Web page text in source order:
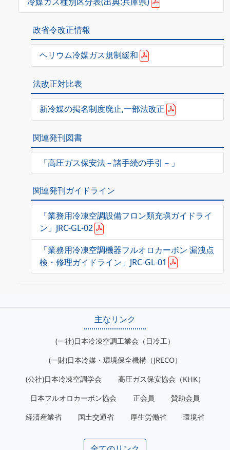
政省令改正情報
ヘリウム冷媒ガス規制緩和
法改正対比表
新冷媒の掲名制度廃止,一部法改正
関連発刊図書
「高圧ガス保安法－諸手続の手引－」
関連発刊ガイドライン
「業務用冷凍空調設備フロン類充塡ガイドライ
ン」JRC-GL-02
「業務用冷凍空調機器フルオロカーボン 漏洩点
検・修理ガイドライン」JRC-GL-01
主なリンク
(一社)日本冷凍空調工業会（日冷工）
(一財)日本冷媒・環境保全機構（JRECO）
(公社)日本冷凍空調学会
高圧ガス保安協会（KHK）
日本フルオロカーボン協会
正会員
賛助会員
経済産業省
国土交通省 厚生労働省 環境省